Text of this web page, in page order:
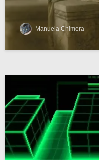
Manuela Chimera